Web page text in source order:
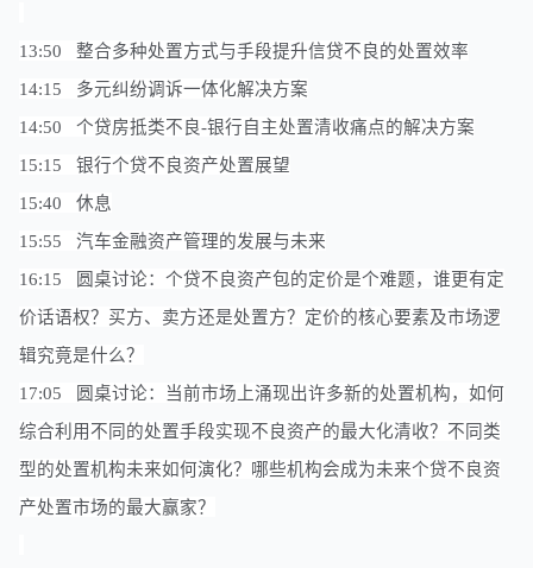
13:50 整合多种处置方式与手段提升信贷不良的处置效率
14:15 多元纠纷调诉一体化解决方案
14:50 个贷房抵类不良-银行自主处置清收痛点的解决方案
15:15 银行个贷不良资产处置展望
15:40 休息
15:55 汽车金融资产管理的发展与未来
16:15 圆桌讨论：个贷不良资产包的定价是个难题，谁更有定
价话语权？买方、卖方还是处置方？定价的核心要素及市场逻
辑究竟是什么？
17:05 圆桌讨论：当前市场上涌现出许多新的处置机构，如何
综合利用不同的处置手段实现不良资产的最大化清收？不同类
型的处置机构未来如何演化？哪些机构会成为未来个贷不良资
产处置市场的最大赢家？